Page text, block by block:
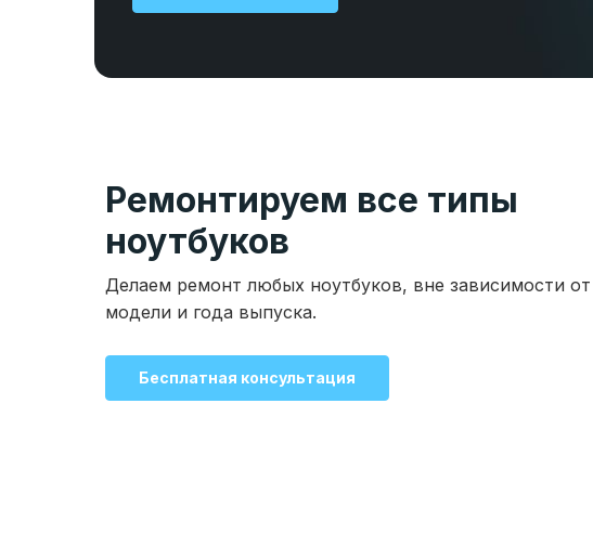
Ремонтируем все типы
ноутбуков
Делаем ремонт любых ноутбуков, вне зависимости от
модели и года выпуска.
Бесплатная консультация